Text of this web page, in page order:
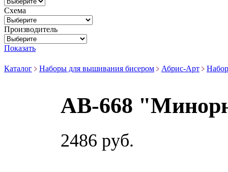
Схема
Производитель
Показать
Каталог Наборы для вышивания бисером Абрис-Арт
АВ-668
2486 руб.